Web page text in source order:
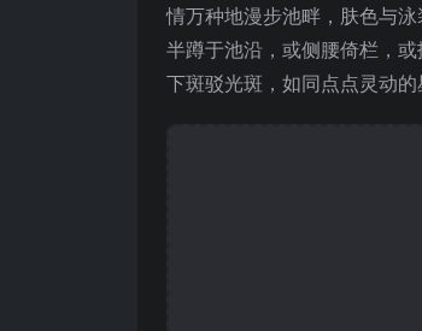
情万种地漫步池畔，肤色与
半蹲于池沿，或侧腰倚栏，
下斑驳光斑，如同点点灵动